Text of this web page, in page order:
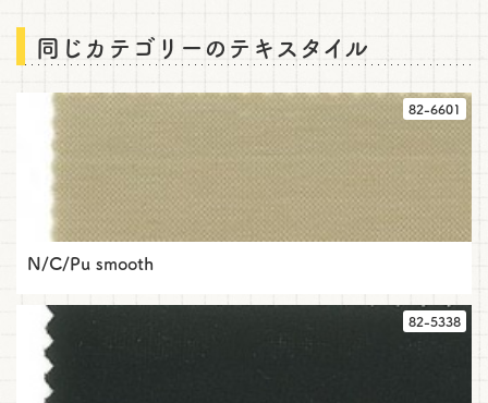
報
問
活
用
く
同じカテゴリーのテキスタイル
82-6601
N/C/Pu smooth
82-5338